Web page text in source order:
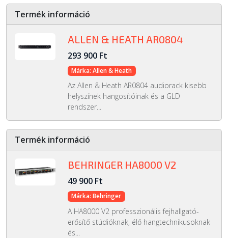
Termék információ
ALLEN & HEATH AR0804
293 900 Ft
Márka: Allen & Heath
Az Allen & Heath AR0804 audiorack kisebb
helyszínek hangosítóinak és a GLD
rendszer...
Termék információ
BEHRINGER HA8000 V2
49 900 Ft
Márka: Behringer
A HA8000 V2 professzionális fejhallgató-
erősítő stúdióknak, élő hangtechnikusoknak
és...